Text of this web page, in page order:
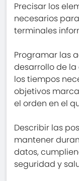
Precisar los
necesarios
terminales
Programar las
desarrollo de
los tiempos
objetivos
el orden en el
Describir las
mantener
datos,
seguridad y